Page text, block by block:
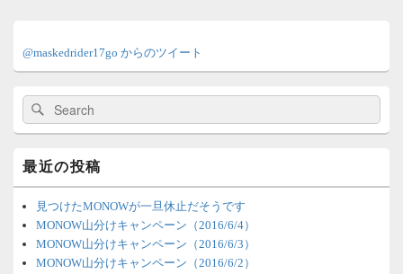
ン
サ
バ
ィ
ジ
ェ
ッ
@maskedrider17go からのツイート
検
索:
検
索
最近の投稿
見つけたMONOWが一旦休止だそうです
MONOW山分けキャンペーン（2016/6/4）
MONOW山分けキャンペーン（2016/6/3）
MONOW山分けキャンペーン（2016/6/2）